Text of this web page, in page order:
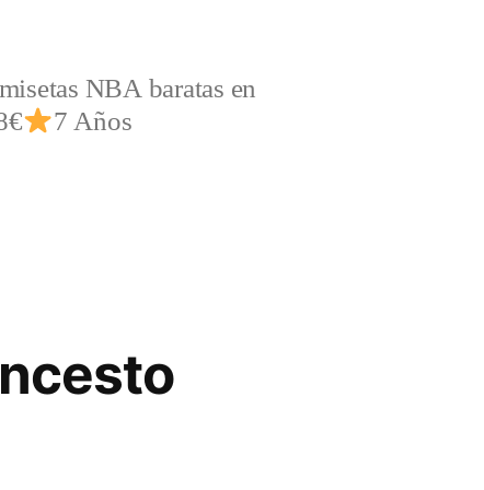
NBA baratas en
7 Años